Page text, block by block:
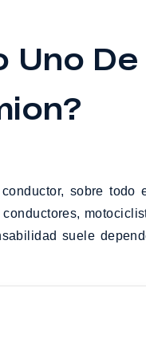
Uno
sobre
suele